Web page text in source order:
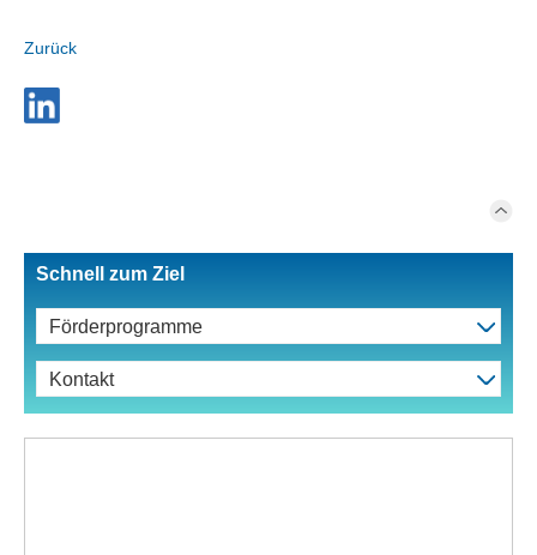
Zurück
Schnell zum Ziel
Förderprogramme
Kontakt